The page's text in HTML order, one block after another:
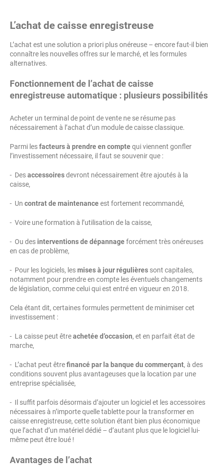
L’achat de caisse enregistreuse
L’achat est une solution a priori plus onéreuse – encore faut-il bien
connaître les nouvelles offres sur le marché, et les formules
alternatives.
Fonctionnement de l’achat de caisse
enregistreuse automatique : plusieurs possibilités
Acheter un terminal de point de vente ne se résume pas
nécessairement à l’achat d’un module de caisse classique.
Parmi lesfacteurs à prendre en comptequi viennent gonfler
l’investissement nécessaire, il faut se souvenir que :
- Desaccessoiresdevront nécessairement être ajoutés à la
caisse,
- Un contrat de maintenanceest fortement recommandé,
- Voire une formation à l’utilisation de la caisse,
- Ou des interventions de dépannageforcément très onéreuses
en cas de problème,
- Pour les logiciels, lesmises à jour régulières sont capitales,
notamment pour prendre en compte les éventuels changements
de législation, comme celui qui est entré en vigueur en 2018.
Cela étant dit, certaines formules permettent de minimiser cet
investissement :
- La caisse peut êtreachetée d’occasion, et en parfait état de
marche,
- L’achat peut êtrefinancé par la banque du commerçant, à des
conditions souvent plus avantageuses que la location par une
entreprise spécialisée,
- Il suffit parfois désormais d’ajouter un logiciel et les accessoires
nécessaires à n’importe quelle tablette pour la transformer en
caisse enregistreuse, cette solution étant bien plus économique
que l’achat d’un matériel dédié – d’autant plus que le logiciel lui-
même peut être loué !
Avantages de l’achat